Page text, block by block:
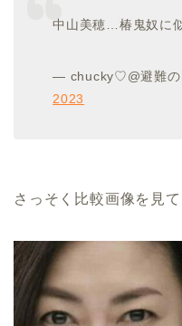
中山美穂…椿鬼奴に
— chucky♡@避難
2023
さっそく比較画像を見て